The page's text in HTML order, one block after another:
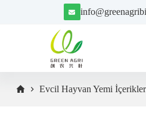
c
Evcil Hayvan Yemi